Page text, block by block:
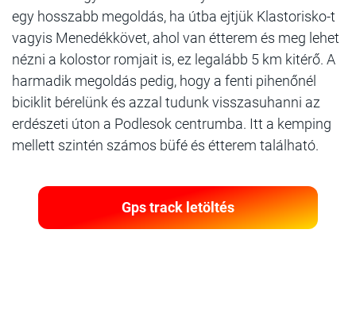
egy hosszabb megoldás, ha útba ejtjük Klastorisko-t
vagyis Menedékkövet, ahol van étterem és meg lehet
nézni a kolostor romjait is, ez legalább 5 km kitérő. A
harmadik megoldás pedig, hogy a fenti pihenőnél
biciklit bérelünk és azzal tudunk visszasuhanni az
erdészeti úton a Podlesok centrumba. Itt a kemping
mellett szintén számos büfé és étterem található.
Gps track letöltés